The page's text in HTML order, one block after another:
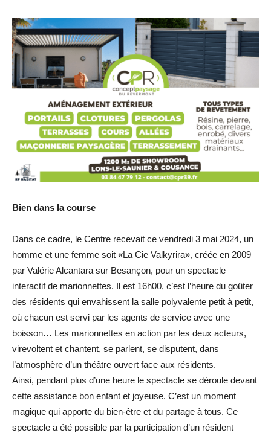
Bien dans la course
Dans ce cadre, le Centre recevait ce vendredi 3 mai 2024, un
homme et une femme soit «La Cie Valkyrira», créée en 2009
par Valérie Alcantara sur Besançon, pour un spectacle
interactif de marionnettes. Il est 16h00, c’est l’heure du goûter
des résidents qui envahissent la salle polyvalente petit à petit,
où chacun est servi par les agents de service avec une
boisson… Les marionnettes en action par les deux acteurs,
virevoltent et chantent, se parlent, se disputent, dans
l’atmosphère d’un théâtre ouvert face aux résidents.
Ainsi, pendant plus d’une heure le spectacle se déroule devant
cette assistance bon enfant et joyeuse. C’est un moment
magique qui apporte du bien-être et du partage à tous. Ce
spectacle a été possible par la participation d’un résident